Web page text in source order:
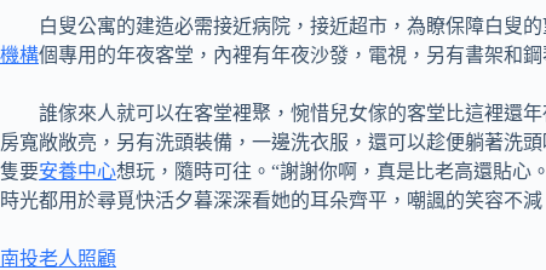
白叟公寓的建造必需接近病院，接近超市，為瞭保障白叟的
機構個專用的年夜客堂，內裡有年夜沙發，電視，另有書架和鋼
誰傢來人就可以在客堂裡聚，惋惜兒女傢的客堂比這裡還年
房寬敞敞亮，另有洗頭裝備，一邊洗衣服，還可以趁便躺著洗
隻要安養中心想玩，隨時可往。“謝謝你啊，真是比老高還貼心
時光都用於尋覓快活夕暮深深看她的耳朵齊平，嘲諷的笑容不
南投老人照顧